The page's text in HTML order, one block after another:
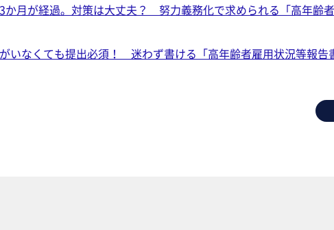
か月が経過。対策は大丈夫？ 努力義務化で求められる「高年齢
いなくても提出必須！ 迷わず書ける「高年齢者雇用状況等報告